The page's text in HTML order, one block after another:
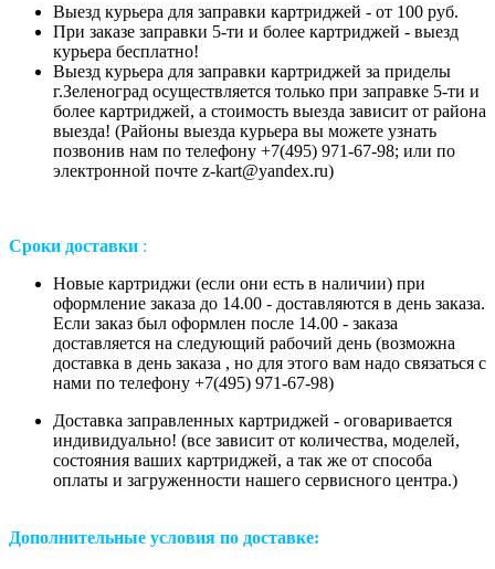
Выезд курьера для заправки картриджей - от 100 руб.
При заказе заправки 5-ти и более картриджей - выезд
курьера бесплатно!
Выезд курьера для заправки картриджей за приделы
г.Зеленоград осуществляется только при заправке 5-ти и
более картриджей, а стоимость выезда зависит от района
выезда! (Районы выезда курьера вы можете узнать
позвонив нам по телефону +7(495) 971-67-98; или по
электронной почте z-kart@yandex.ru)
Сроки доставки :
Новые картриджи (если они есть в наличии) при
оформление заказа до 14.00 - доставляются в день заказа.
Если заказ был оформлен после 14.00 - заказа
доставляется на следующий рабочий день (возможна
доставка в день заказа , но для этого вам надо связаться с
нами по телефону +7(495) 971-67-98)
Доставка заправленных картриджей - оговаривается
индивидуально! (все зависит от количества, моделей,
состояния ваших картриджей, а так же от способа
оплаты и загруженности нашего сервисного центра.)
Дополнительные условия по доставке: